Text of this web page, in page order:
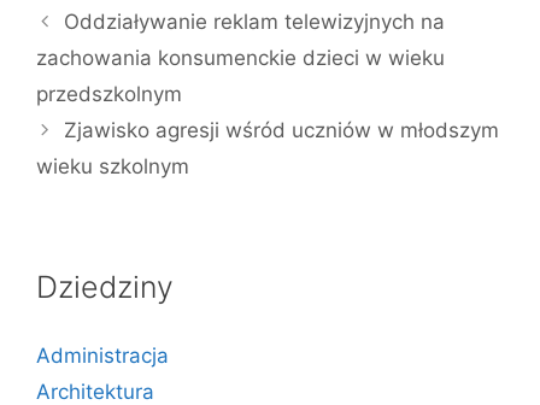
Oddziaływanie reklam telewizyjnych na
zachowania konsumenckie dzieci w wieku
przedszkolnym
Zjawisko agresji wśród uczniów w młodszym
wieku szkolnym
Dziedziny
Administracja
Architektura